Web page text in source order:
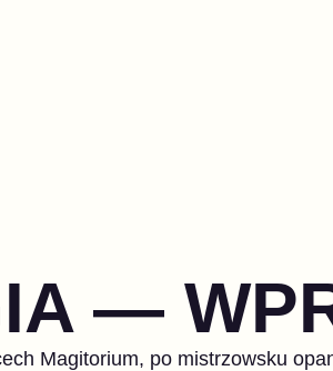
—
Magitorium, po mistrzowsku